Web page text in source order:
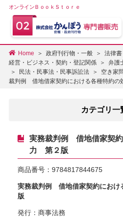
オンラインＢｏｏｋＳｔｏｒｅ
Home 政府刊行物・一般
法律
経営・ビジネス・契約・登記関係
弁護
民法・民事法・民事訴訟法
空き家
裁判例 借地借家契約における各種特約
カテゴリ一
実務裁判例 借地借家契
力 第２版
商品番号： 9784817844675
実務裁判例 借地借家契約におけ
版
発行：商事法務